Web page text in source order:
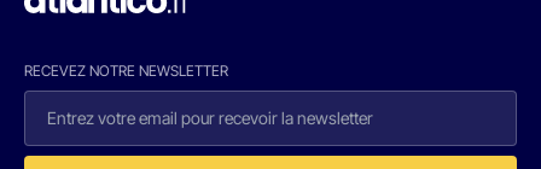
RECEVEZ NOTRE NEWSLETTER